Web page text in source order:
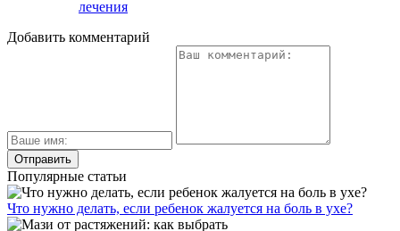
лечения
Добавить комментарий
Популярные статьи
Что нужно делать, если ребенок жалуется на боль в ухе?